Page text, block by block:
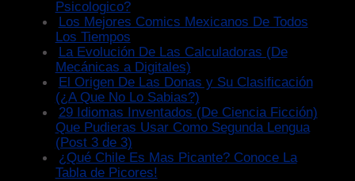
Psicologico?
Los Mejores Comics Mexicanos De Todos
Los Tiempos
La Evolución De Las Calculadoras (De
Mecánicas a Digitales)
El Origen De Las Donas y Su Clasificación
(¿A Que No Lo Sabias?)
29 Idiomas Inventados (De Ciencia Ficción)
Que Pudieras Usar Como Segunda Lengua
(Post 3 de 3)
¿Qué Chile Es Mas Picante? Conoce La
Tabla de Picores!